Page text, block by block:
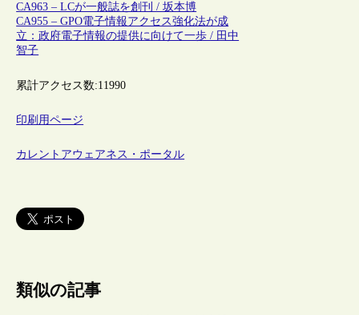
CA963 – LCが一般誌を創刊 / 坂本博
CA955 – GPO電子情報アクセス強化法が成
立：政府電子情報の提供に向けて一歩 / 田中
智子
累計アクセス数:11990
印刷用ページ
カレントアウェアネス・ポータル
類似の記事